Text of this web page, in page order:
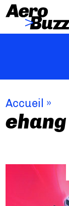
Accueil »
ehang